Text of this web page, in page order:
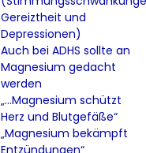
Gereiztheit und
Depressionen)
Auch bei ADHS sollte an
Magnesium gedacht
werden
„…Magnesium schützt
Herz und Blutgefäße“
„Magnesium bekämpft
Entzündungen“